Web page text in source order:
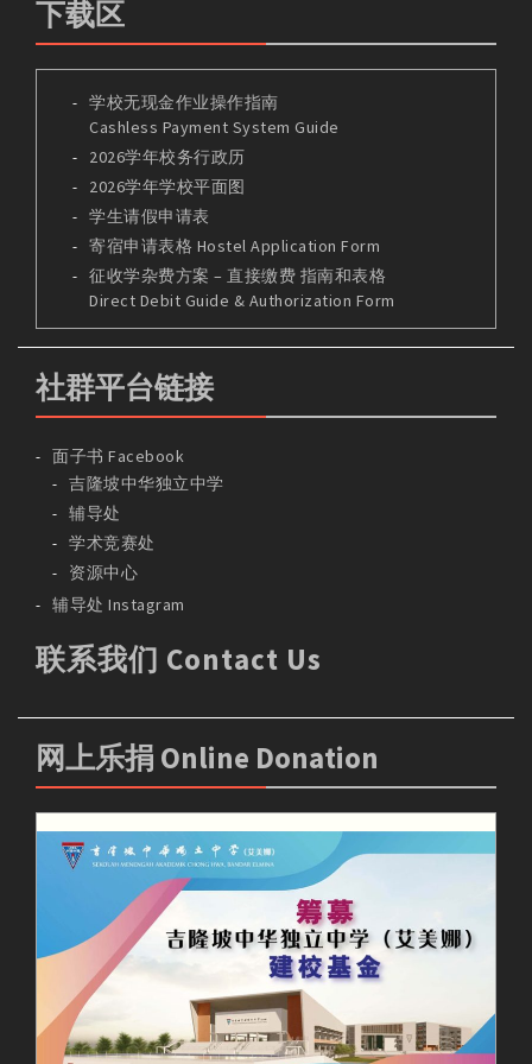
下载区
学校无现金作业操作指南
Cashless Payment System Guide
2026学年校务行政历
2026学年学校平面图
学生请假申请表
寄宿申请表格 Hostel Application Form
征收学杂费方案 – 直接缴费 指南和表格
Direct Debit Guide & Authorization Form
社群平台链接
面子书 Facebook
吉隆坡中华独立中学
辅导处
学术竞赛处
资源中心
辅导处 Instagram
联系我们 Contact Us
网上乐捐 Online Donation